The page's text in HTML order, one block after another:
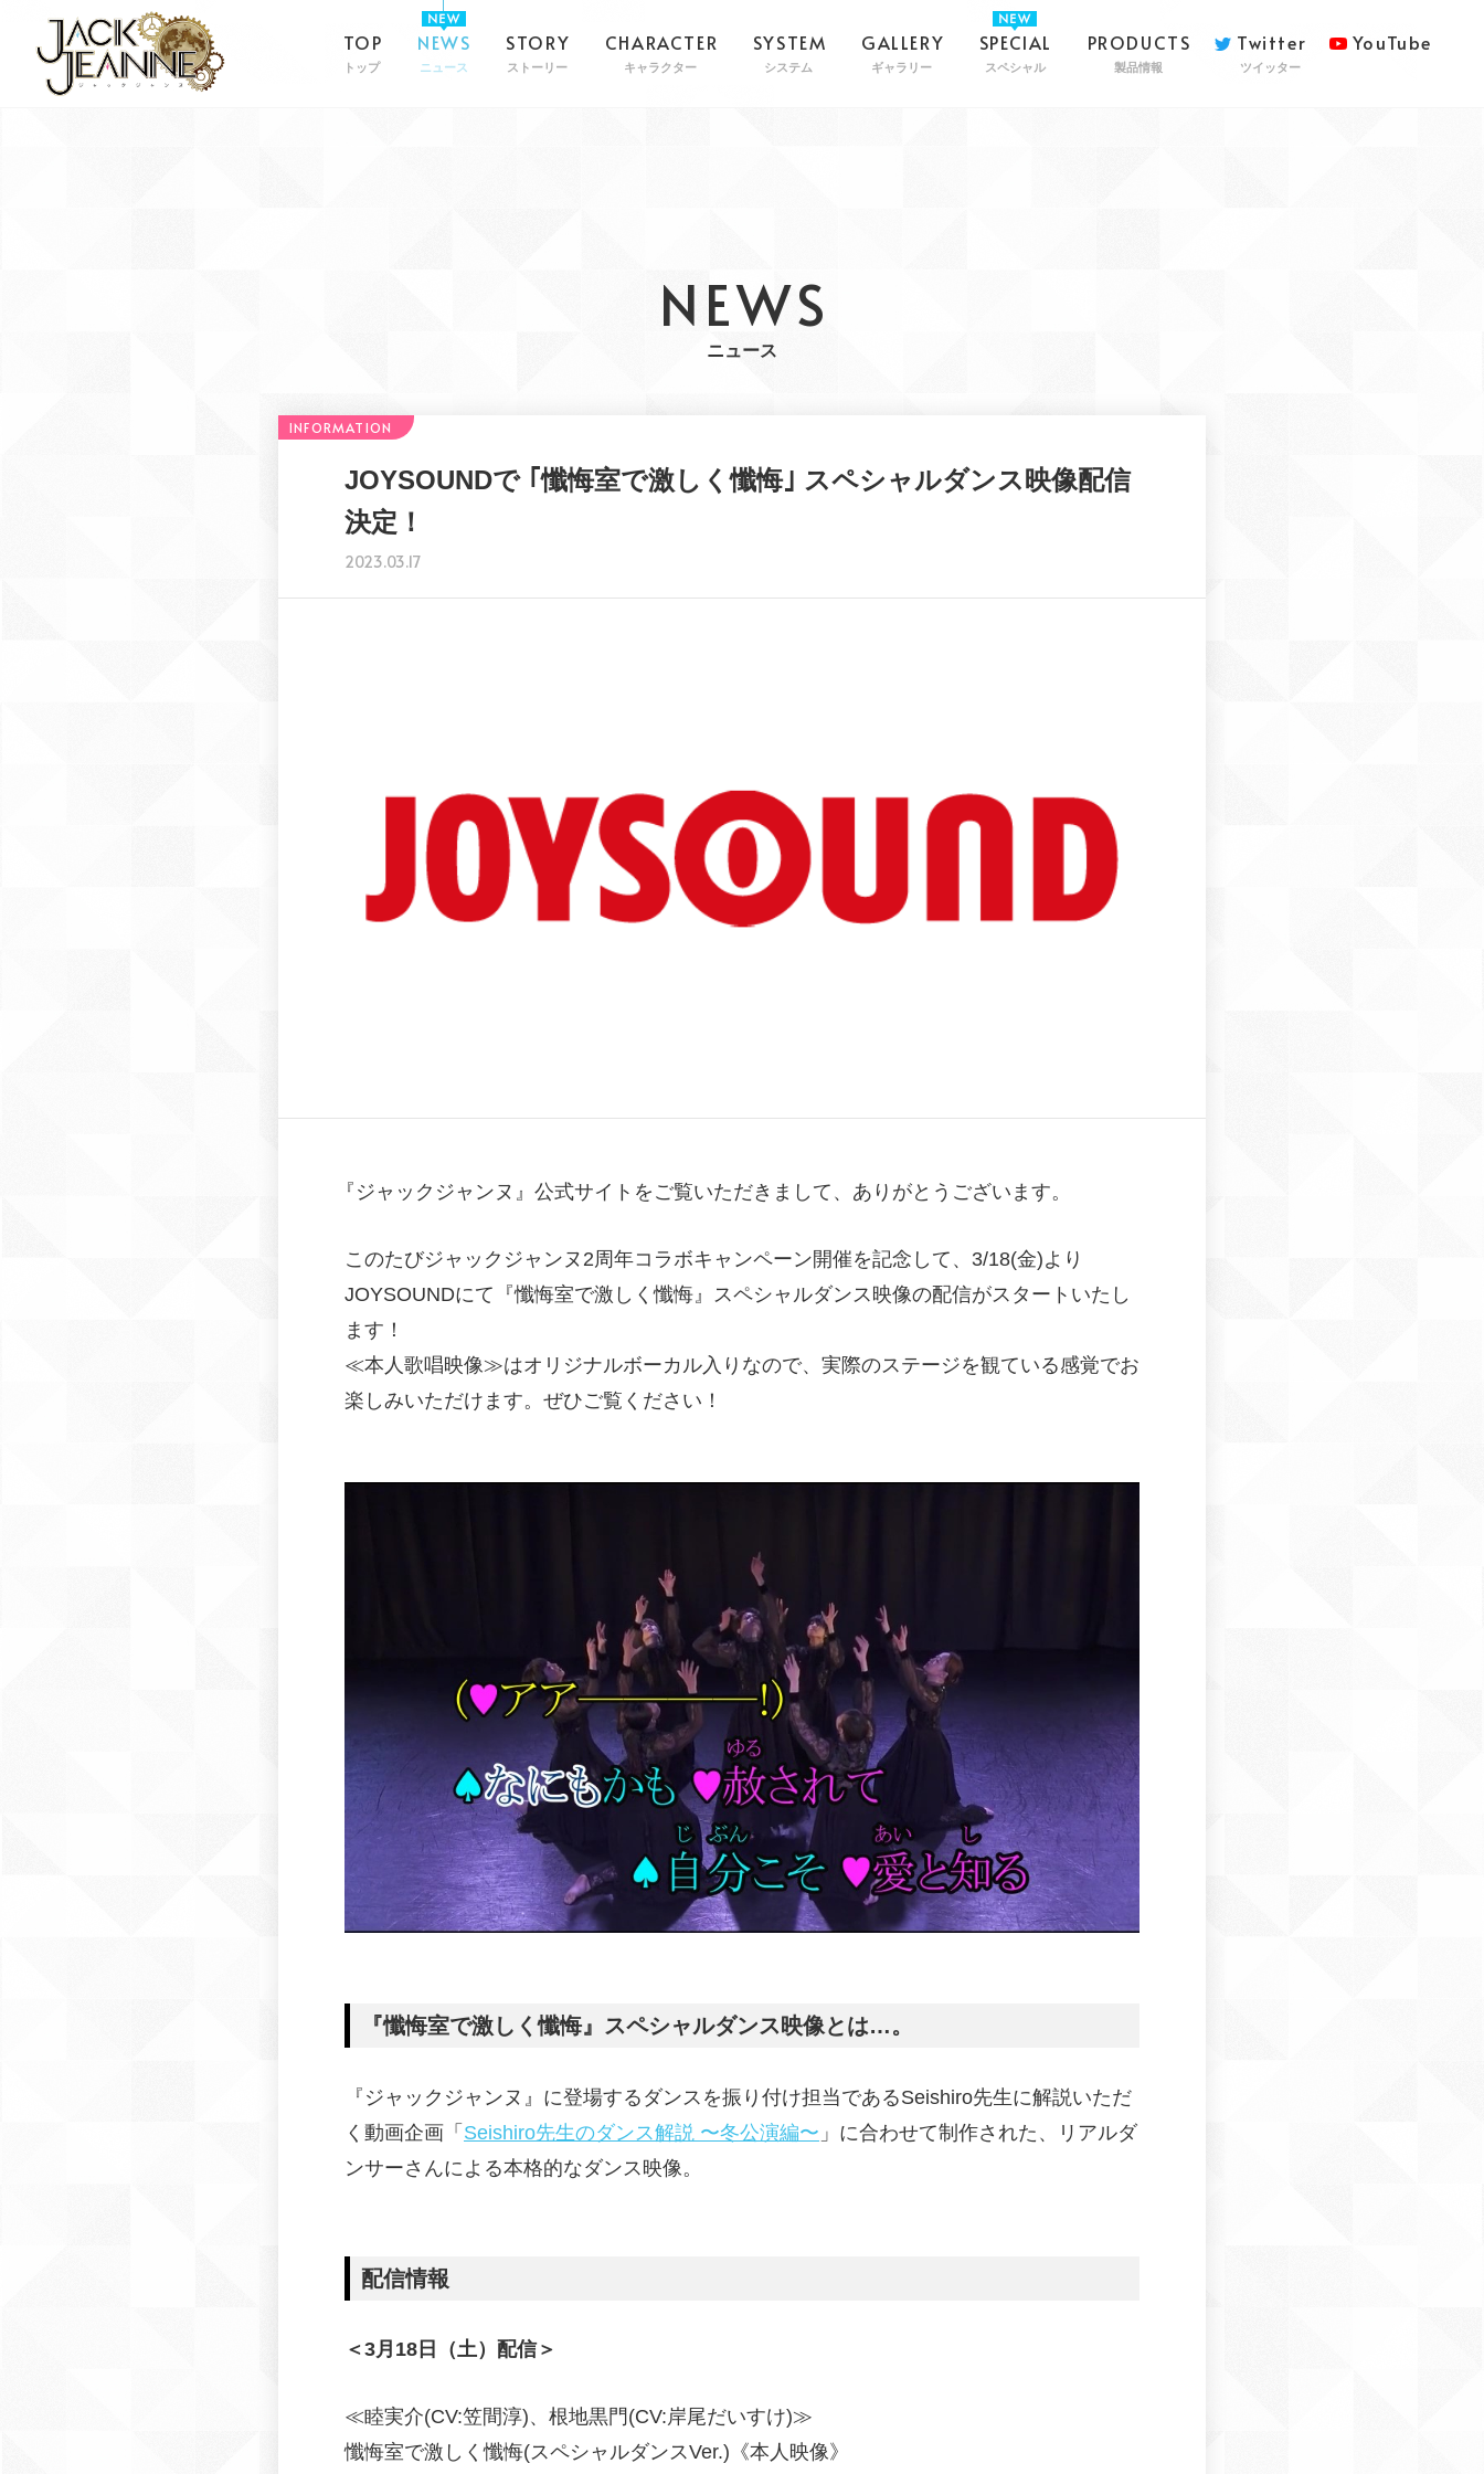
TOP
トップ
NEWS
ニュース
STORY
ストーリー
CHARACTER
キャラクター
SYSTEM
システム
GALLERY
ギャラリー
SPECIAL
スペシャル
PRODUCTS
製品情報
Twitter
ツイッター
YouTube
NEWS
ニュース
JOYSOUNDで ｢懺悔室で激しく懺悔｣ スペシャルダンス映像配信
決定！
2023.03.17
『 ジャックジャンヌ 』公式サイトをご覧いただきまして、ありがとうございます。
このたびジャックジャンヌ2周年コラボキャンペーン開催を記念して、3/18(金)より
JOYSOUNDにて『懺悔室で激しく懺悔』スペシャルダンス映像の配信がスタートいたし
ます！
≪本人歌唱映像≫はオリジナルボーカル入りなので、実際のステージを観ている感覚でお
楽しみいただけます。ぜひご覧ください！
『懺悔室で激しく懺悔』スペシャルダンス映像とは…。
『ジャックジャンヌ』に登場するダンスを振り付け担当であるSeishiro先生に解説いただ
く動画企画「 Seishiro先生のダンス解説 〜冬公演編〜 」に合わせて制作された、リアルダ
ンサーさんによる本格的なダンス映像。
配信情報
＜3月18日（土）配信＞
≪睦実介(CV:笠間淳)、根地黒門(CV:岸尾だいすけ)≫
懺悔室で激しく懺悔(スペシャルダンスVer.)《本人映像》